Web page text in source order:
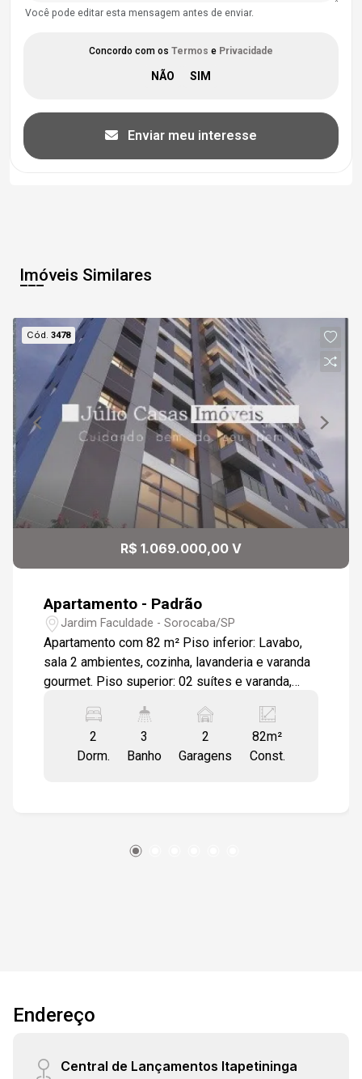
Você pode editar esta mensagem antes de enviar.
Concordo com os Termos e Privacidade
Enviar meu interesse
Imóveis Similares
Cód.3478
R$ 1.069.000,00 V
Apartamento - Padrão
Jardim Faculdade - Sorocaba/SP
Apartamento com 82 m² Piso inferior: Lavabo,
sala 2 ambientes, cozinha, lavanderia e varanda
gourmet. Piso superior: 02 suítes e varanda,
área molhadas e contrapiso nos outros
ambientes Infraestrutura para ar condicionado
na sala e suíte máster. Infraestrutura para
2
Dorm.
3
Banho
2
Garagens
82m²
Const.
Endereço
Central de Lançamentos Itapetininga